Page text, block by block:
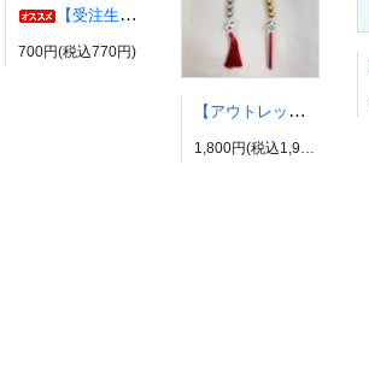
【受注生産】伊弉冉一二三イヤリング・ピアス ヒプノシスマイク風 ひふみ ヒプマイ
700円(税込770円)
【アウトレット】有栖川帝統イヤーカフ ヒプノシスマイク風 ダイス だいす ヒプマイ
1,800円(税込1,980円)